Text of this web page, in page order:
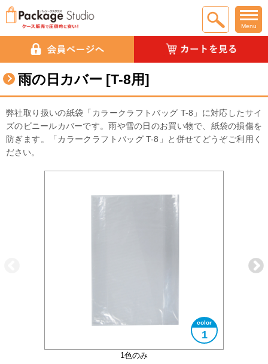
Menu
雨の日カバー [T-8用]
弊社取り扱いの紙袋「カラークラフトバッグ T-8」に対応したサイ
ズのビニールカバーです。雨や雪の日のお買い物で、紙袋の損傷を
防ぎます。「カラークラフトバッグ T-8」と併せてどうぞご利用く
ださい。
1色のみ
1
使用イメージ